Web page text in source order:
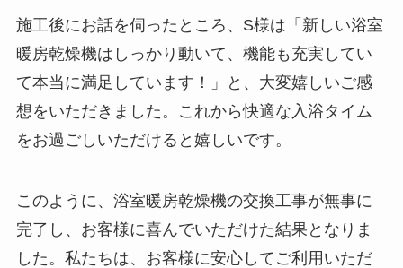
施工後にお話を伺ったところ、S様は「新しい浴室
暖房乾燥機はしっかり動いて、機能も充実してい
て本当に満足しています！」と、大変嬉しいご感
想をいただきました。これから快適な入浴タイム
をお過ごしいただけると嬉しいです。
このように、浴室暖房乾燥機の交換工事が無事に
完了し、お客様に喜んでいただけた結果となりま
した。私たちは、お客様に安心してご利用いただ